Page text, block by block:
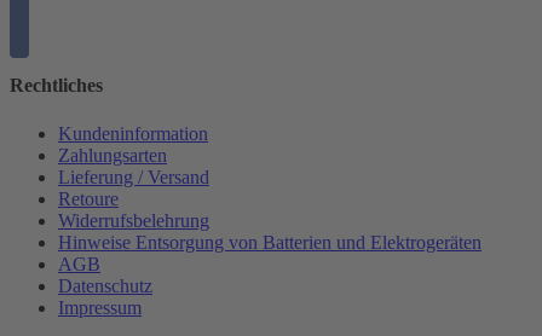
Rechtliches
Kundeninformation
Zahlungsarten
Lieferung / Versand
Retoure
Widerrufsbelehrung
Hinweise Entsorgung von Batterien und Elektrogeräten
AGB
Datenschutz
Impressum